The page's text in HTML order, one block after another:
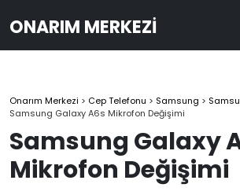
ONARIM MERKEZI
Onarım Merkezi > Cep Telefonu > Samsung >
Samsung Galaxy A6s Mikrofon Değişimi
Samsung Galaxy
Mikrofon Değişimi